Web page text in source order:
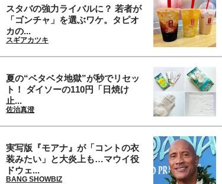
スタバの強力ライバルに？ 若者が
「ゴンチャ」を選ぶワケ。タピオ
カの...
スギアカツキ
夏の“ベタベタ地獄”が秒でリセッ
ト！ ダイソーの110円「日焼け
止...
佐治真澄
実写版『モアナ』が「コントの衣
装みたい」と大炎上も…マウイ役
ドウェ...
BANG SHOWBIZ